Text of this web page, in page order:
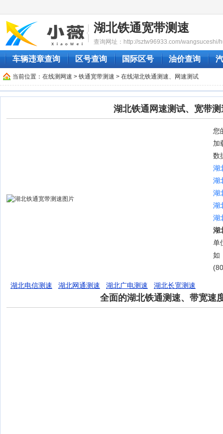
湖北铁通宽带测速
查询网址：http://sztw96933.com/wangsuceshi/
车辆违章查询 区号查询 国际区号 油价查询
当前位置： 在线测网速 > 铁通宽带测速 > 在线湖北铁通测速、网速测试
湖北铁通网速测试、宽带测
您
加
数
湖
湖
湖
湖
湖
湖
单
如
湖北电信测速 湖北网通测速 湖北广电测速 湖北长宽测速
全面的湖北铁通测速、带宽速